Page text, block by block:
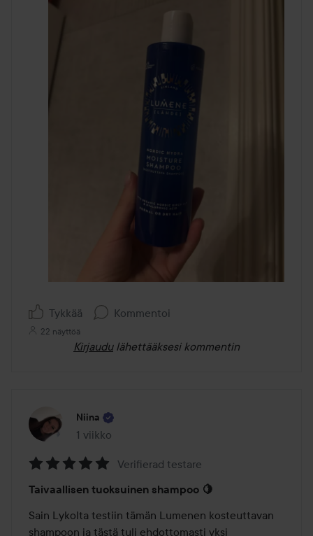
Tykkää Kommentoi
22 näyttöä
Kirjaudu lähettääksesi kommentin
Niina
1 viikko
Viesti luotiin 1 viikko
5
/
5
Verifierad testare
Taivaallisen tuoksuinen shampoo 🍋
Sain Lykolta testiin tämän Lumenen kosteuttavan
shampoon ja tästä tuli ehdottomasti yksi